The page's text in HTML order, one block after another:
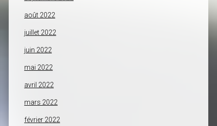
août 2022
juillet 2022
juin 2022
mai 2022
avril 2022
mars 2022
février 2022